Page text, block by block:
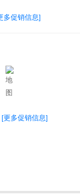
多促销信息]
[更多促销信息]